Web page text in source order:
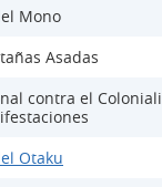
Mono
Asadas
contra el
Otaku